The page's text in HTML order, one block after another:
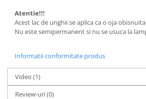
Atentie!!!
Acest lac de unghii se aplica ca o oja
Nu este semipermanent si nu se usuca la
Informatii conformitate produs
Video (1)
Review-uri(0)